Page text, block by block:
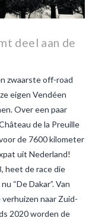
deel aan de
zwaarste off-road
eigen Vendéen
Over een paar
de la Preuille
de 7600 kilometer
uit Nederland!
heet de race die
“De Dakar”. Van
naar Zuid-
2020 worden de